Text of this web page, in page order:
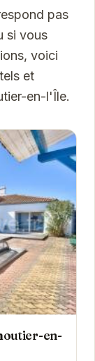
pas
si vous
voici
et
en-l'Île.
en-